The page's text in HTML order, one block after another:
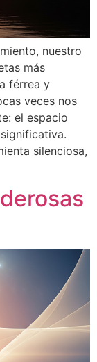
nuestro
más
férrea y
veces nos
el espacio
silenciosa,